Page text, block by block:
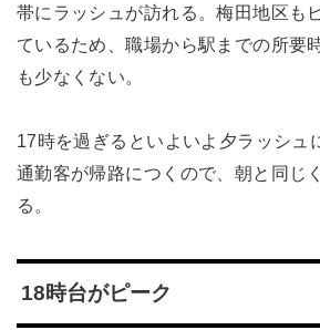
帯にラッシュが訪れる。梅田地区も
ているため、職場から駅までの所要
も少なくない。
17時を過ぎるといよいよ夕ラッシュ
通勤客が帰路につくので、朝と同じ
る。
18時台がピーク